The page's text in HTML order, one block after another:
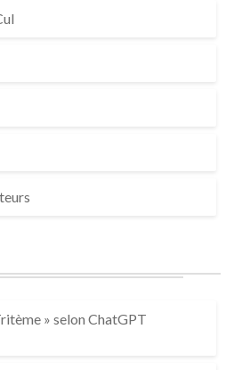
» selon ChatGPT